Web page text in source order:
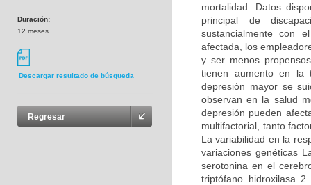
Duración:
12 meses
Descargar resultado de búsqueda
Regresar
mortalidad. Datos
principal de
sustancialmente con
afectada, los
y ser menos
tienen aumento en la
depresión mayor se
observan en la salud
depresión pueden
multifactorial, tanto
La variabilidad en la
variaciones genéticas
serotonina en el
triptófano hidroxilasa